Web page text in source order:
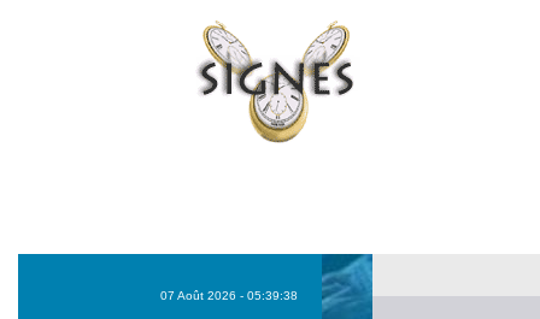
07 Août 2026 - 05:39:38